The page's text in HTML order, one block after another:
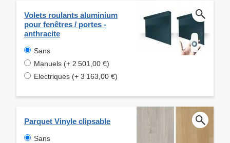
Volets roulants aluminium
pour fenêtres / portes -
anthracite
Sans
Manuels (+ 2 501,00 €)
Electriques (+ 3 163,00 €)
Parquet Vinyle clipsable
Sans